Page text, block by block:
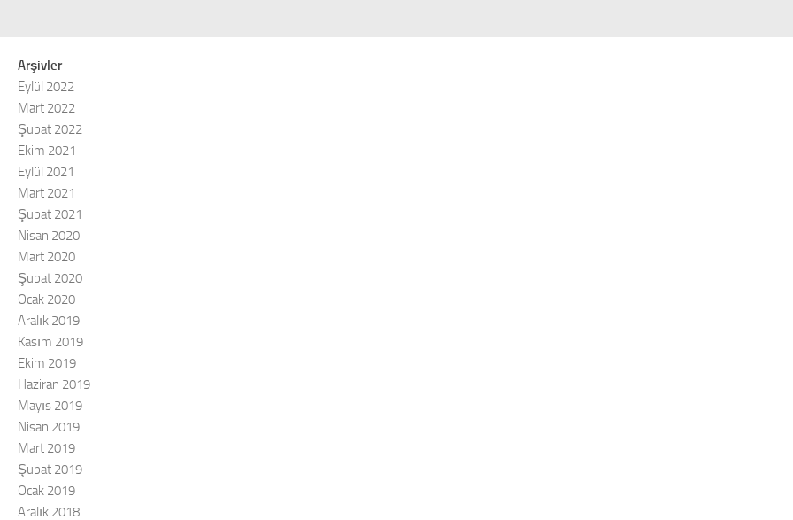
Arşivler
Eylül 2022
Mart 2022
Şubat 2022
Ekim 2021
Eylül 2021
Mart 2021
Şubat 2021
Nisan 2020
Mart 2020
Şubat 2020
Ocak 2020
Aralık 2019
Kasım 2019
Ekim 2019
Haziran 2019
Mayıs 2019
Nisan 2019
Mart 2019
Şubat 2019
Ocak 2019
Aralık 2018